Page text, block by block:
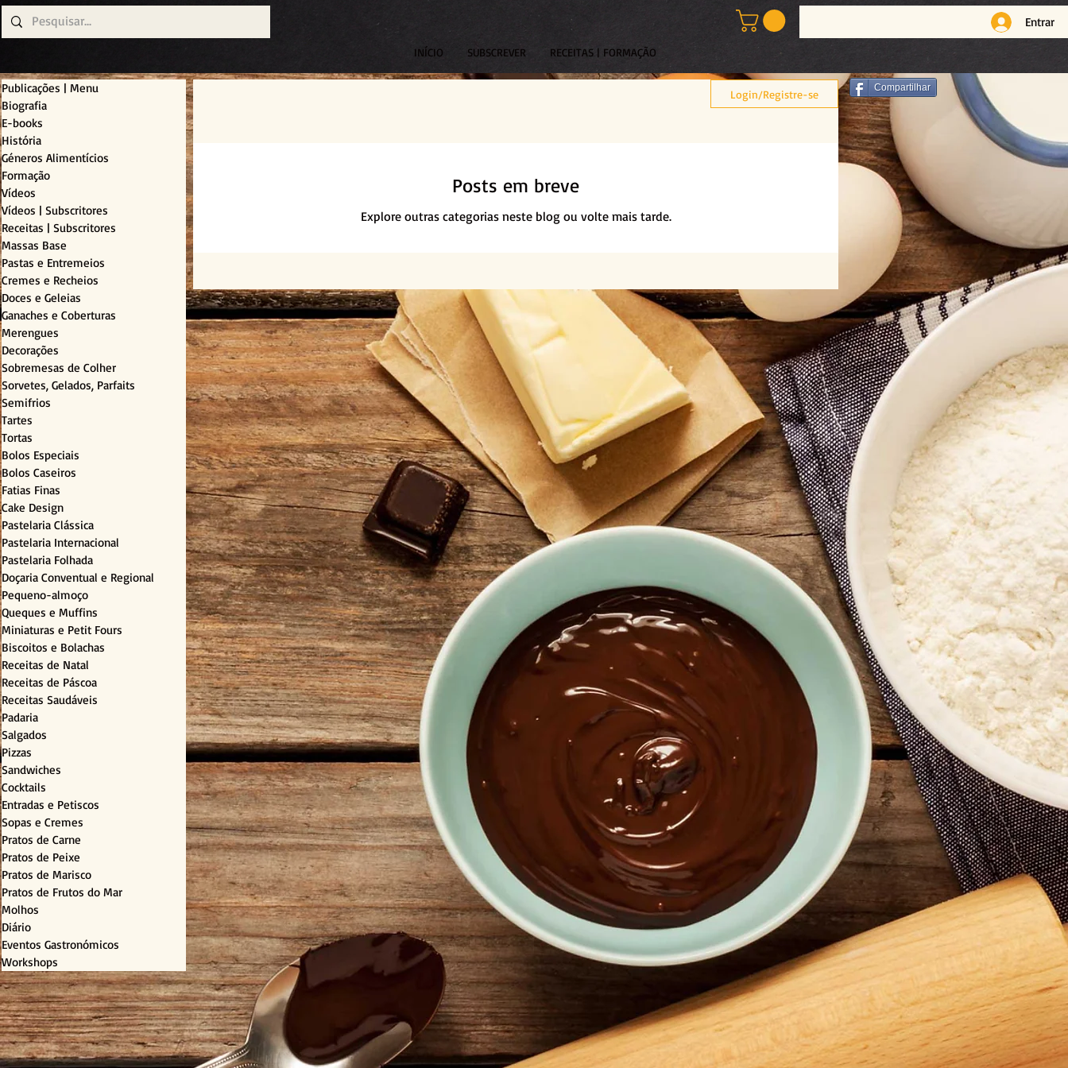
Entrar
INÍCIO SUBSCREVER RECEITAS | FORMAÇÃO
Publicações | Menu
Biografia
E-books
História
Géneros Alimentícios
Formação
Vídeos
Vídeos | Subscritores
Receitas | Subscritores
Massas Base
Pastas e Entremeios
Cremes e Recheios
Doces e Geleias
Ganaches e Coberturas
Merengues
Decorações
Sobremesas de Colher
Sorvetes, Gelados, Parfaits
Semifrios
Tartes
Tortas
Bolos Especiais
Bolos Caseiros
Fatias Finas
Cake Design
Pastelaria Clássica
Pastelaria Internacional
Pastelaria Folhada
Doçaria Conventual e Regional
Pequeno-almoço
Queques e Muffins
Miniaturas e Petit Fours
Biscoitos e Bolachas
Receitas de Natal
Receitas de Páscoa
Receitas Saudáveis
Padaria
Salgados
Pizzas
Sandwiches
Cocktails
Entradas e Petiscos
Sopas e Cremes
Pratos de Carne
Pratos de Peixe
Pratos de Marisco
Pratos de Frutos do Mar
Molhos
Diário
Eventos Gastronómicos
Workshops
Login/Registre-se
Posts em breve
Explore outras categorias neste blog ou volte mais tarde.
Compartilhar